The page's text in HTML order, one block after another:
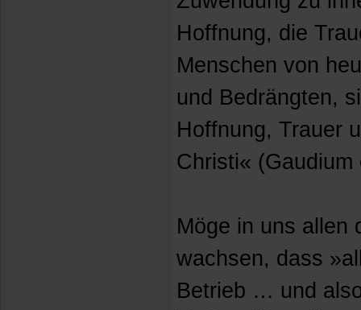
Hoffnung, die
Menschen von
und Bedrängten,
Hoffnung, Trauer
Christi«
Möge in uns allen
wachsen, dass
Betrieb … und